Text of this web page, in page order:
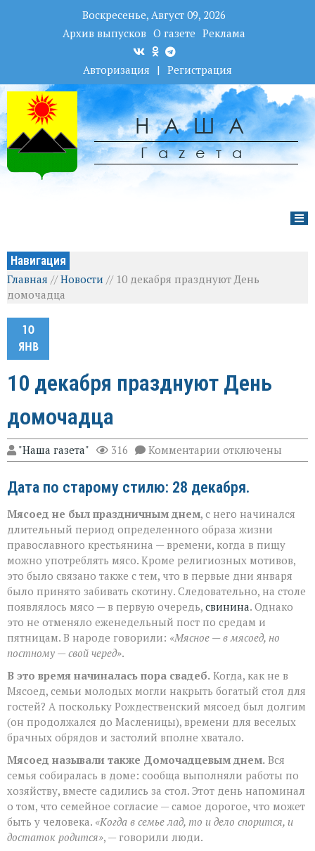
Воскресенье, Август 09, 2026
Архив выпусков О газете Реклама
Авторизация | Регистрация
НАША
Гаzета
Навигация
Главная //Новости // 10 декабря празднуют День
домочадца
10
ЯНВ
10 декабря празднуют День
домочадца
"Наша газета" 316 Комментарии к
записи
декабря
празднуют
домочадца
отключены
Дата по старому стилю: 28 декабря.
Мясоед не был праздничным днем, с него начинался
длительный период определенного образа жизни
православного крестьянина — времени, когда в пищу
можно употреблять мясо. Кроме религиозных мотивов,
это было связано также с тем, что в первые дни января
было принято забивать скотину. Следовательно, на столе
появлялось мясо — в первую очередь, свинина. Однако
это не отменяло еженедельный пост по средам и
пятницам. В народе говорили: «Мясное — в мясоед, но
постному — свой черед».
В это время начиналась пора свадеб. Когда, как не в
Мясоед, семьи молодых могли накрыть богатый стол для
гостей? А поскольку Рождественский мясоед был долгим
(он продолжался до Масленицы), времени для веселых
брачных обрядов и застолий вполне хватало.
Мясоед называли также Домочадцевым днем. Вся
семья собиралась в доме: сообща выполняли работы по
хозяйству, вместе садились за стол. Этот день напоминал
о том, что семейное согласие — самое дорогое, что может
быть у человека. «Когда в семье лад, то и дело спорится, и
достаток родится», — говорили люди.